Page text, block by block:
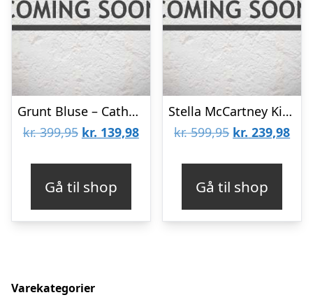
Grunt Bluse – Cathy – Strik – Pink
kr.399,95 Den
kr. 399,95.
kr. 139,98Den
kr. 139,98.
Gå til shop
Stella McCartney Kids Bluse – Strik – Blå m. Piratjakke
kr.599,95 Den
kr. 599,95.
kr. 239,98Den
kr.
Gå til shop
Varekategorier